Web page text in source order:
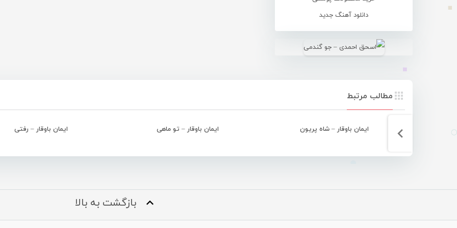
دانلود آهنگ جدید
مطالب مرتبط
ایمان باوقار – شاه پریون ایمان باوقار – تو ماهی ایمان باوقار – رفتی
بازگشت به بالا